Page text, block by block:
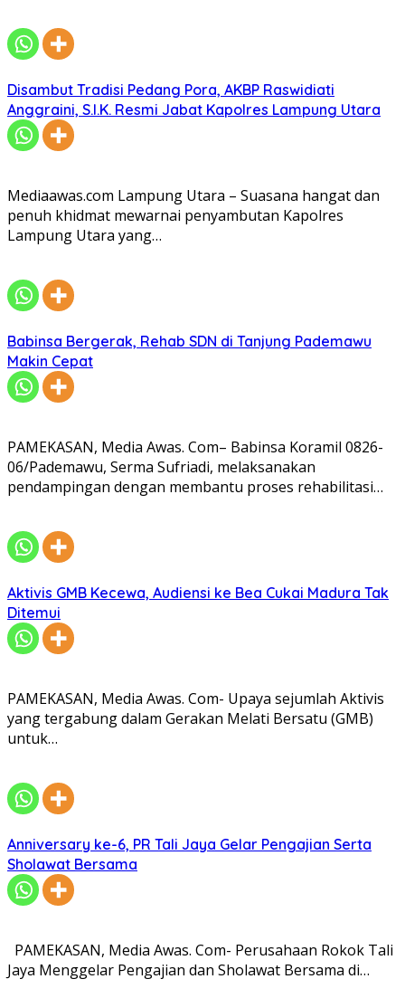
Disambut Tradisi Pedang Pora, AKBP Raswidiati
Anggraini, S.I.K. Resmi Jabat Kapolres Lampung Utara
Mediaawas.com Lampung Utara – Suasana hangat dan
penuh khidmat mewarnai penyambutan Kapolres
Lampung Utara yang…
Babinsa Bergerak, Rehab SDN di Tanjung Pademawu
Makin Cepat
PAMEKASAN, Media Awas. Com– Babinsa Koramil 0826-
06/Pademawu, Serma Sufriadi, melaksanakan
pendampingan dengan membantu proses rehabilitasi…
Aktivis GMB Kecewa, Audiensi ke Bea Cukai Madura Tak
Ditemui
PAMEKASAN, Media Awas. Com- Upaya sejumlah Aktivis
yang tergabung dalam Gerakan Melati Bersatu (GMB)
untuk…
Anniversary ke-6, PR Tali Jaya Gelar Pengajian Serta
Sholawat Bersama
PAMEKASAN, Media Awas. Com- Perusahaan Rokok Tali
Jaya Menggelar Pengajian dan Sholawat Bersama di…